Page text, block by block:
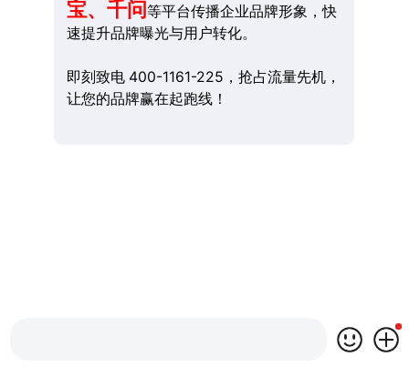
宝、千问等平台传播企业品牌形象，快
速提升品牌曝光与用户转化。
即刻致电 400-1161-225，抢占流量先机，
让您的品牌赢在起跑线！